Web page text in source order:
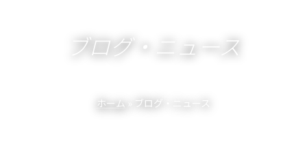
ブログ・ニュース
ホーム » ブログ・ニュース